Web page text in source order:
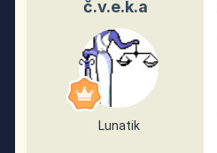
č.v.e.k.a
Lunatik